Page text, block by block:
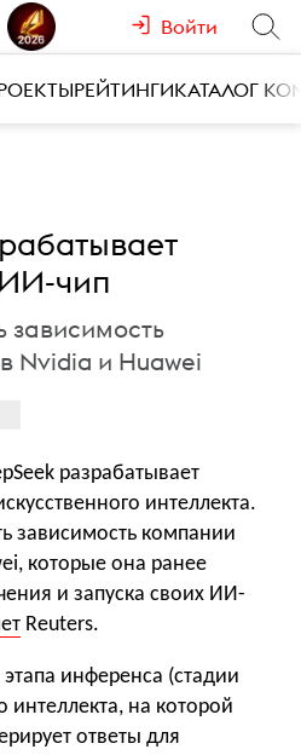
Войти
РЕЙТИНГИКАТАЛОГ
чип
зависимость
Nvidia и Huawei
разрабатывает
интеллекта.
зависимость компании
которые она ранее
и запуска своих ИИ-
Reuters.
инференса (стадии
интеллекта, на которой
ответы для